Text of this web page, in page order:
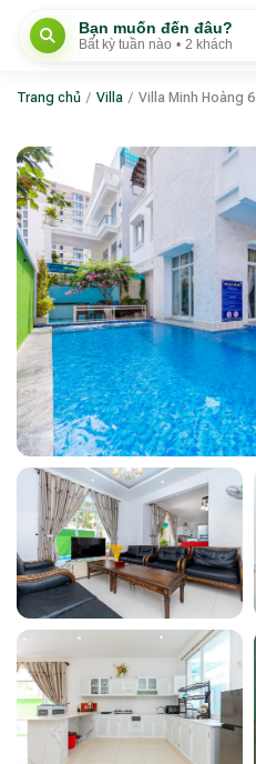
Bạn muốn đến đâu?
Bất kỳ tuần nào • 2 khách
Trang chủ / Villa / Villa Minh Hoàng 6